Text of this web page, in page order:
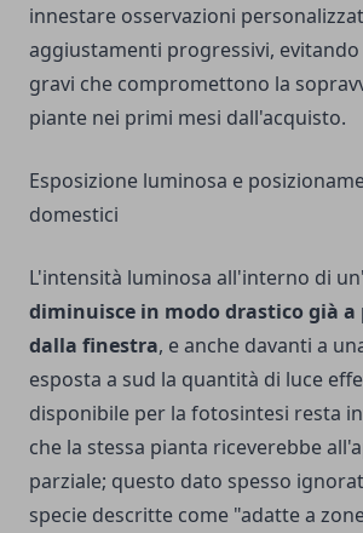
innestare osservazioni
aggiustamenti progressivi,
gravi che compromettono la
piante nei primi mesi dall'acquisto.
Esposizione luminosa e
domestici
L'intensità luminosa all'interno di
diminuisce in modo drastico già
dalla finestra, e anche davanti a
esposta a sud la quantità di luce
disponibile per la fotosintesi resta
che la stessa pianta riceverebbe
parziale; questo dato spesso
specie descritte come "adatte a